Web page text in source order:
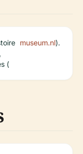
(
museum.nl).